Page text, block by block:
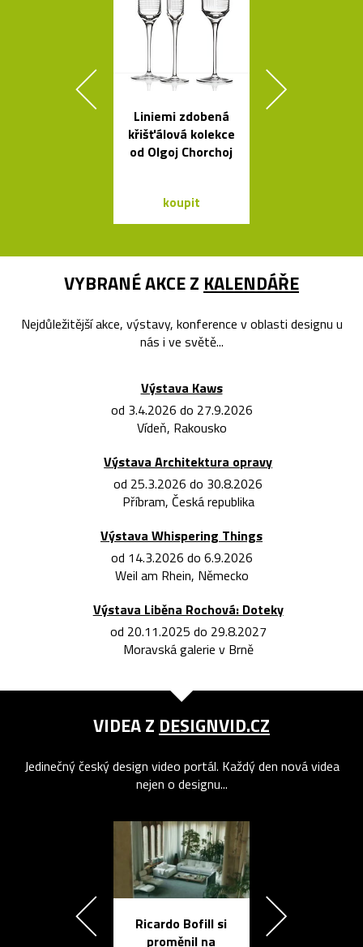
Liniemi zdobená
křišťálová kolekce
od Olgoj Chorchoj
koupit
VYBRANÉ AKCE Z KALENDÁŘE
Nejdůležitější akce, výstavy, konference v oblasti designu u
nás i ve světě...
Výstava Kaws
od 3.4.2026 do 27.9.2026
Vídeň, Rakousko
Výstava Architektura opravy
od 25.3.2026 do 30.8.2026
Příbram, Česká republika
Výstava Whispering Things
od 14.3.2026 do 6.9.2026
Weil am Rhein, Německo
Výstava Liběna Rochová: Doteky
od 20.11.2025 do 29.8.2027
Moravská galerie v Brně
VIDEA Z DESIGNVID.CZ
Jedinečný český design video portál. Každý den nová videa
nejen o designu...
Ricardo Bofill si
proměnil na